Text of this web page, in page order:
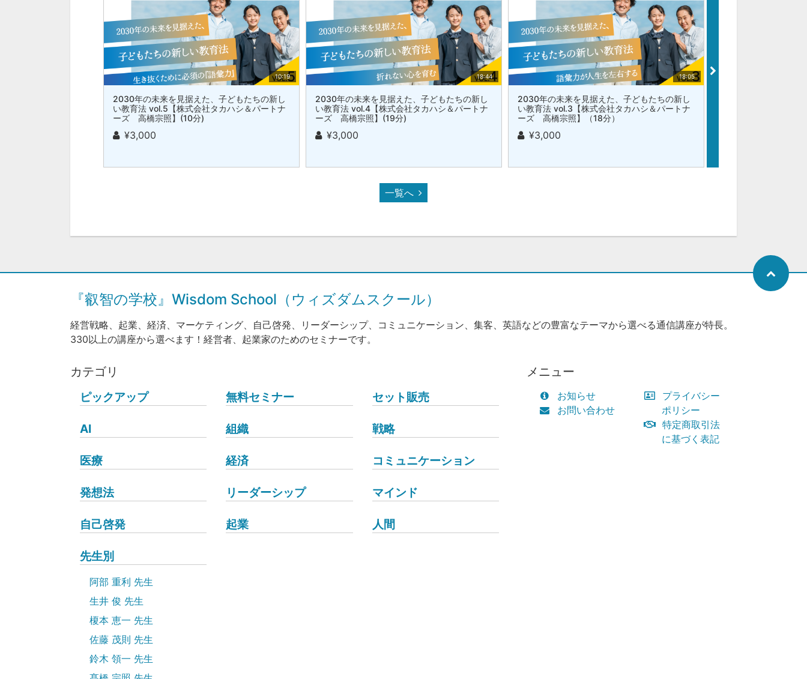
10:19
2030年の未来を見据えた、子どもたちの新し
い教育法 vol.5【株式会社タカハシ＆パートナ
ーズ 高橋宗照】(10分)
¥3,000
18:44
2030年の未来を見据えた、子どもたちの新し
い教育法 vol.4【株式会社タカハシ＆パートナ
ーズ 高橋宗照】(19分)
¥3,000
18:05
2030年の未来を見据えた、子どもたちの新し
い教育法 vol.3【株式会社タカハシ＆パートナ
ーズ 高橋宗照】（18分）
¥3,000
一覧へ
『叡智の学校』Wisdom School（ウィズダムスクール）
経営戦略、起業、経済、マーケティング、自己啓発、リーダーシップ、コミュニケーション、集客、英語などの豊富なテーマから選べる通信講座が特長。
330以上の講座から選べます！経営者、起業家のためのセミナーです。
カテゴリ
ピックアップ
無料セミナー セット販売
AI 組織 戦略
医療 経済 コミュニケーション
発想法 リーダーシップ マインド
自己啓発 起業 人間
先生別
阿部 重利 先生
生井 俊 先生
榎本 恵一 先生
佐藤 茂則 先生
鈴木 領一 先生
メニュー
お知らせ
お問い合わせ
プライバシー
ポリシー
特定商取引法
に基づく表記